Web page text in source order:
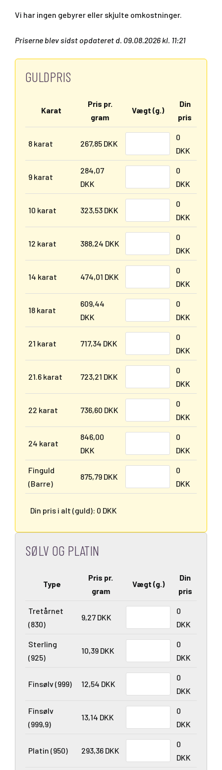
Vi har ingen gebyrer eller skjulte omkostninger.
Priserne blev sidst opdateret d. 09.08.2026 kl. 11:21
GULDPRIS
Karat
Pris pr.
gram
Vægt (g.)
Din
pris
8 karat 267,85 DKK
0
DKK
9 karat
284,07
DKK
0
DKK
10 karat 323,53 DKK
0
DKK
12 karat 388,24 DKK
0
DKK
14 karat 474,01 DKK
0
DKK
18 karat
609,44
DKK
0
DKK
21 karat 717,34 DKK
0
DKK
21.6 karat 723,21 DKK
0
DKK
22 karat 736,60 DKK
0
DKK
24 karat
846,00
DKK
0
DKK
Finguld
(Barre)
875,79 DKK
0
DKK
Din pris i alt (guld): 0 DKK
SØLV OG PLATIN
Type
Pris pr.
gram
Vægt (g.)
Din
pris
Tretårnet
(830)
9,27 DKK
0
DKK
Sterling
(925)
10,39 DKK
0
DKK
Finsølv (999) 12,54 DKK
0
DKK
Finsølv
(999,9)
13,14 DKK
0
DKK
Platin (950) 293,36 DKK
0
DKK